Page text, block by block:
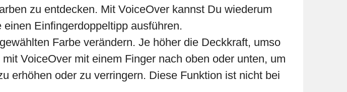
zu entdecken. Mit VoiceOver kannst Du wiederum
Einfingerdoppeltipp ausführen.
Farbe verändern. Je höher die Deckkraft, umso
VoiceOver mit einem Finger nach oben oder unten, um
erhöhen oder zu verringern. Diese Funktion ist nicht bei